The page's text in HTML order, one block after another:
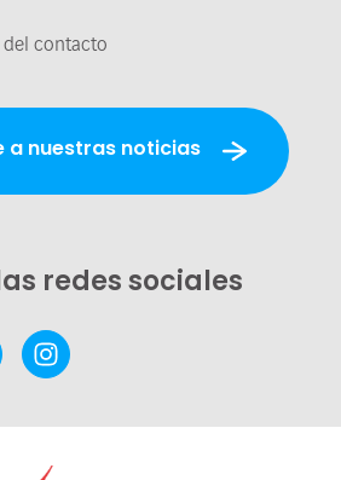
contacto
a nuestras noticias
redes sociales